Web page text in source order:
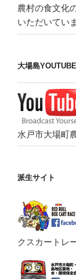
農村の食文化
いただいてい
大場島
水戸市大場町
派生サイト
クスカートレ